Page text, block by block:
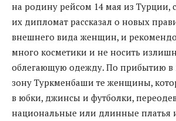
на родину рейсом 14 мая из
их дипломат рассказал о новых
внешнего вида женщин, и
много косметики и не носить
облегающую одежду. По прибытию в
зону Туркменбаши те женщины,
в юбки, джинсы и футболки,
национальные или длинные платья